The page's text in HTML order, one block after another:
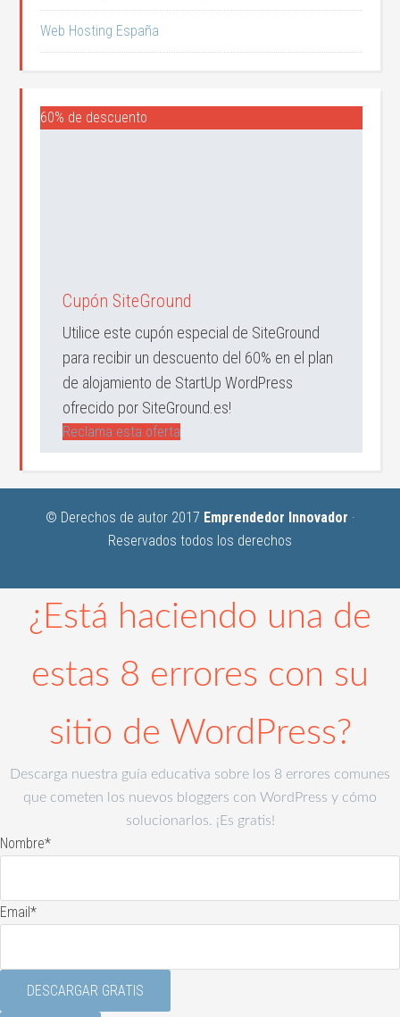
Web Hosting España
60% de descuento
Cupón SiteGround
Utilice este cupón especial de SiteGround
para recibir un descuento del 60% en el plan
de alojamiento de StartUp WordPress
ofrecido por SiteGround.es!
Reclama esta oferta
© Derechos de autor 2017 Emprendedor Innovador ·
Reservados todos los derechos
¿Está haciendo una de
estas 8 errores con su
sitio de WordPress?
Descarga nuestra guía educativa sobre los 8 errores comunes
que cometen los nuevos bloggers con WordPress y cómo
solucionarlos. ¡Es gratis!
Nombre*
Email *